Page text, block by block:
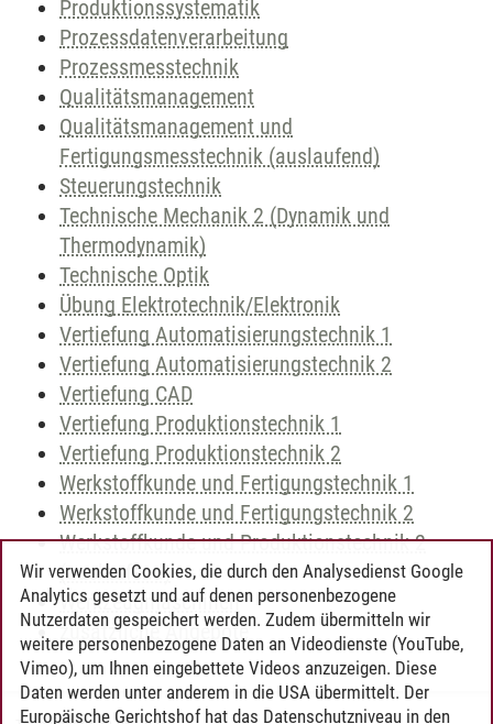
Produktionssystematik
Prozessdatenverarbeitung
Prozessmesstechnik
Qualitätsmanagement
Qualitätsmanagement und
Fertigungsmesstechnik (auslaufend)
Steuerungstechnik
Technische Mechanik 2 (Dynamik und
Thermodynamik)
Technische Optik
Übung Elektrotechnik/Elektronik
Vertiefung Automatisierungstechnik 1
Vertiefung Automatisierungstechnik 2
Vertiefung CAD
Vertiefung Produktionstechnik 1
Vertiefung Produktionstechnik 2
Werkstoffkunde und Fertigungstechnik 1
Werkstoffkunde und Fertigungstechnik 2
Werkstoffkunde und Produktionstechnik 2
(auslaufend)
Werkzeugmaschinen
zusätzliche Angebote
Wir verwenden Cookies, die durch den Analysedienst Google
Analytics gesetzt und auf denen personenbezogene
Nutzerdaten gespeichert werden. Zudem übermitteln wir
weitere personenbezogene Daten an Videodienste (YouTube,
Vimeo), um Ihnen eingebettete Videos anzuzeigen. Diese
Daten werden unter anderem in die USA übermittelt. Der
Europäische Gerichtshof hat das Datenschutzniveau in den